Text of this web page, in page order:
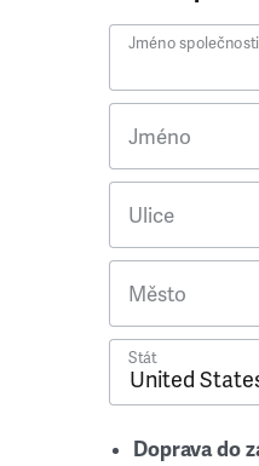
Jméno společnosti
Jméno
Ulice
Město
Stát
Doprava do